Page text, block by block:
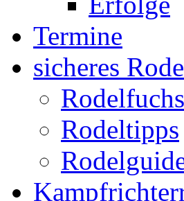
Termine
sicheres
Rodeltipps